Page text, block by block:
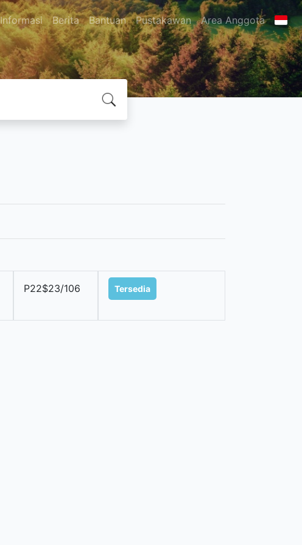
Informasi Berita Bantuan Pustakawan Area Anggota
P22$23/106 Tersedia